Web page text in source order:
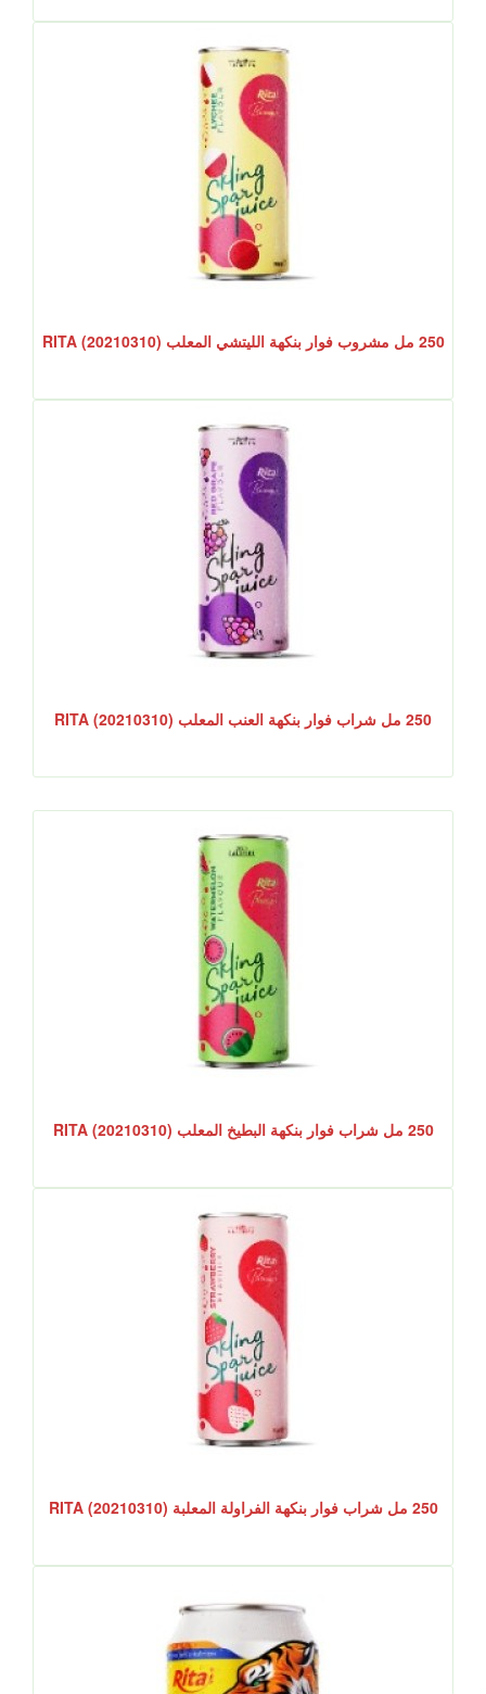
250 مل مشروب فوار بنكهة الليتشي المعلب RITA (20210310)
250 مل شراب فوار بنكهة العنب المعلب RITA (20210310)
250 مل شراب فوار بنكهة البطيخ المعلب RITA (20210310)
250 مل شراب فوار بنكهة الفراولة المعلبة RITA (20210310)